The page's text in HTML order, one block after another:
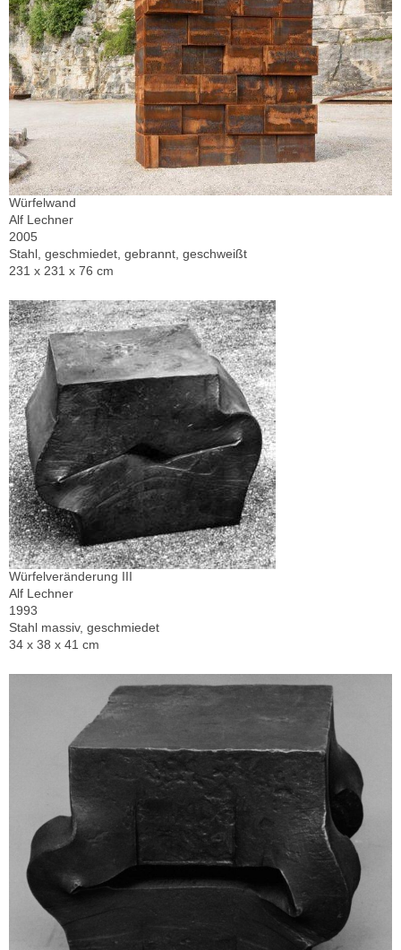
Würfelwand
Alf Lechner
2005
Stahl, geschmiedet, gebrannt, geschweißt
231 x 231 x 76 cm
Würfelveränderung III
Alf Lechner
1993
Stahl massiv, geschmiedet
34 x 38 x 41 cm